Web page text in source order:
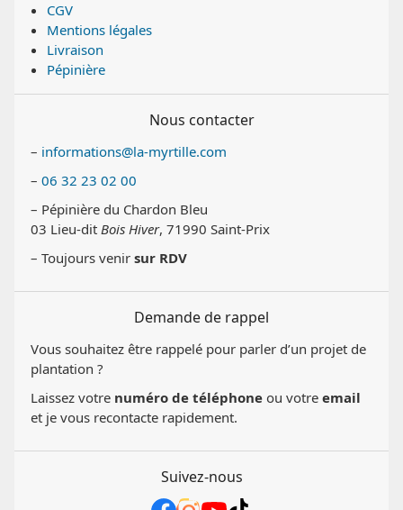
CGV
Mentions légales
Livraison
Pépinière
Nous contacter
– informations@la-myrtille.com
– 06 32 23 02 00
– Pépinière du Chardon Bleu
03 Lieu-dit Bois Hiver, 71990 Saint-Prix
– Toujours venir sur RDV
Demande de rappel
Vous souhaitez être rappelé pour parler d’un projet de
plantation ?
Laissez votre numéro de téléphone ou votre email
et je vous recontacte rapidement.
Suivez-nous